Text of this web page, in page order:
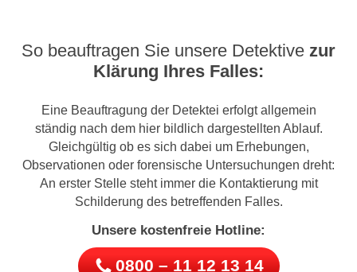
So beauftragen Sie unsere Detektive zur
Klärung Ihres Falles:
Eine Beauftragung der Detektei erfolgt allgemein
ständig nach dem hier bildlich dargestellten Ablauf.
Gleichgültig ob es sich dabei um Erhebungen,
Observationen oder forensische Untersuchungen dreht:
An erster Stelle steht immer die Kontaktierung mit
Schilderung des betreffenden Falles.
Unsere kostenfreie Hotline:
0800 – 11 12 13 14